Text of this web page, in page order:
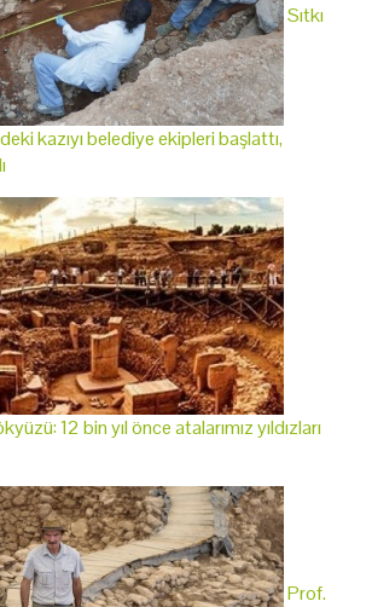
Sıtkı
kazıyı belediye ekipleri başlattı,
12 bin yıl önce atalarımız yıldızları
Prof.